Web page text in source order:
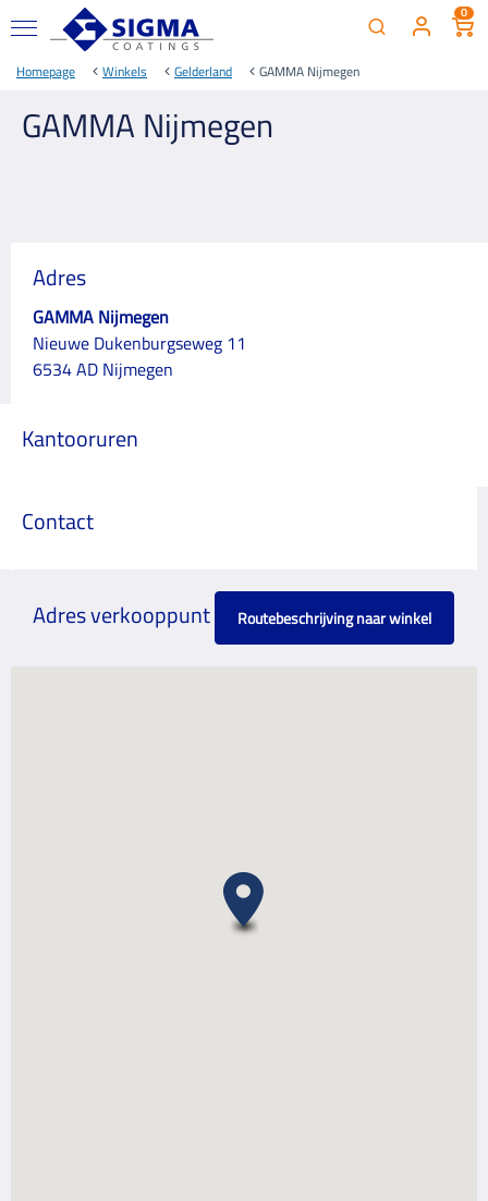
0
Homepage Winkels Gelderland GAMMA Nijmegen
GAMMA Nijmegen
Adres
GAMMA Nijmegen
Nieuwe Dukenburgseweg 11
6534 AD Nijmegen
Kantooruren
Contact
Adres verkooppunt Routebeschrijving naar winkel